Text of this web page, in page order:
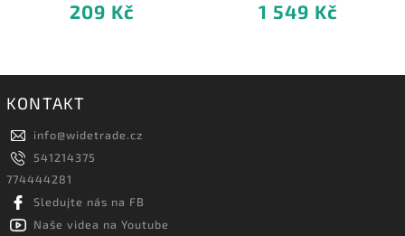
209 Kč 1 549 Kč
KONTAKT
info@widetrade.cz
541214375
774444281
Sledujte nás na FB
Naše videa na Youtube